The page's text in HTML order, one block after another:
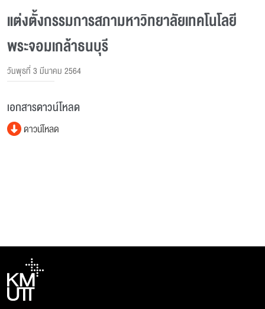
แต่งตั้งกรรมการสภามหาวิทยาลัยเทคโนโลยี
พระจอมเกล้าธนบุรี
วันพุธที่ 3 มีนาคม 2564
เอกสารดาวน์โหลด
ดาวน์โหลด